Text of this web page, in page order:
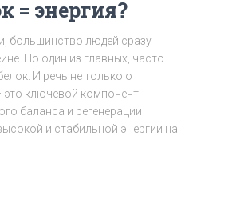
= энергия?
большинство людей сразу
Но один из главных, часто
И речь не только о
ключевой компонент
баланса и регенерации
и стабильной энергии на